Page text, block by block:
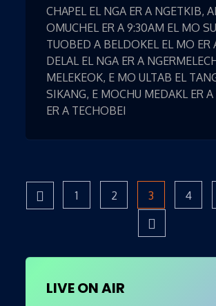
CHAPEL EL NGA ER A NGETKIB,
OMUCHEL ER A 9:30AM EL MO
TUOBED A BELDOKEL EL MO ER
DELAL EL NGA ER A
MELEKEOK, E MO ULTAB EL
SIKANG, E MOCHU MEDAKL ER A
ER A TECHOBEI
Posts
pagination
Page
1 Page
2 Page
3 Page
4
LIVE ON AIR